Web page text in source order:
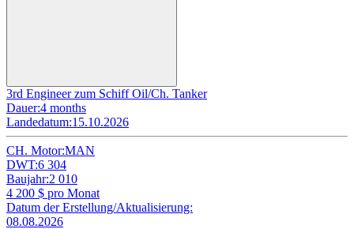
3rd Engineer zum Schiff Oil/Ch. Tanker
Dauer:4 months
Landedatum:15.10.2026
CH. Motor:MAN
DWT:6 304
Baujahr:2 010
4 200 $ pro Monat
Datum der Erstellung/Aktualisierung:
08.08.2026